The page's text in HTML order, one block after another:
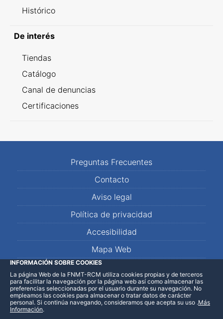
Histórico
De interés
Tiendas
Catálogo
Canal de denuncias
Certificaciones
Preguntas Frecuentes
Contacto
Aviso legal
Política de privacidad
Accesibilidad
Mapa Web
LinkedInFacebookWhatsApp
INFORMACIÓN SOBRE COOKIES
La página Web de la FNMT-RCM utiliza cookies propias y de terceros
para facilitar la navegación por la página web así como almacenar las
preferencias seleccionadas por el usuario durante su navegación. No
empleamos las cookies para almacenar o tratar datos de carácter
personal. Si continúa navegando, consideramos que acepta su uso .Más
Información.